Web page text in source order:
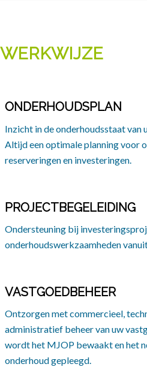
ONDERHOUDSPLAN
Inzicht in de onderhoudsstaat van
Altijd een optimale planning voor
reserveringen en investeringen.
PROJECTBEGELEIDING
Ondersteuning bij
onderhoudswerkzaamheden
VASTGOEDBEHEER
Ontzorgen met commercieel,
administratief beheer van uw
wordt het MJOP bewaakt en het
onderhoud gepleegd.